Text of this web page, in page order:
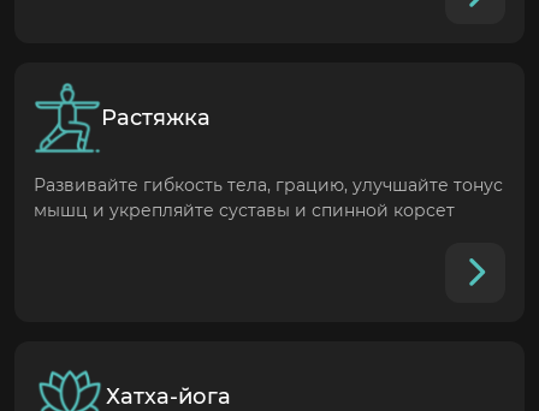
Растяжка
Развивайте гибкость тела, грацию, улучшайте тонус
мышц и укрепляйте суставы и спинной корсет
Хатха-йога